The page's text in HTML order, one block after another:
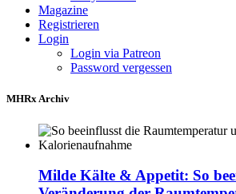
Magazine
Registrieren
Login
Login via Patreon
Password vergessen
MHRx Archiv
Milde Kälte & Appetit: So